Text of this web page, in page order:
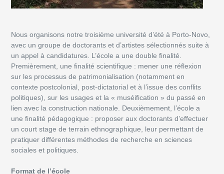
Nous organisons notre troisième université d’été à Porto-Novo,
avec un groupe de doctorants et d’artistes sélectionnés suite à
un appel à candidatures. L’école a une double finalité.
Premièrement, une finalité scientifique : mener une réflexion
sur les processus de patrimonialisation (notamment en
contexte postcolonial, post-dictatorial et à l’issue des conflits
politiques), sur les usages et la « muséification » du passé en
lien avec la construction nationale. Deuxièmement, l’école a
une finalité pédagogique : proposer aux doctorants d’effectuer
un court stage de terrain ethnographique, leur permettant de
pratiquer différentes méthodes de recherche en sciences
sociales et politiques.
Format de l’école